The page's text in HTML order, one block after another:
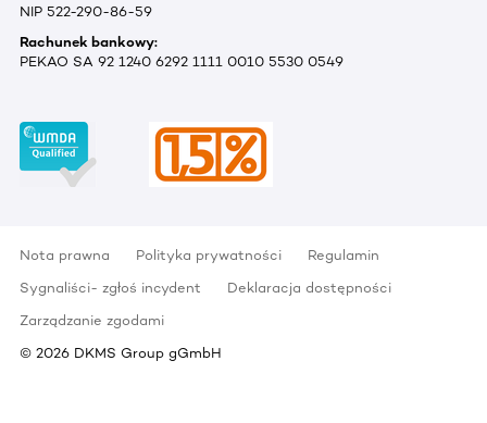
NIP 522-290-86-59
Rachunek bankowy:
PEKAO SA 92 1240 6292 1111 0010 5530 0549
Nota prawna Polityka prywatności
Regulamin
Sygnaliści- zgłoś incydent
Deklaracja dostępności
Zarządzanie zgodami
© 2026 DKMS Group gGmbH